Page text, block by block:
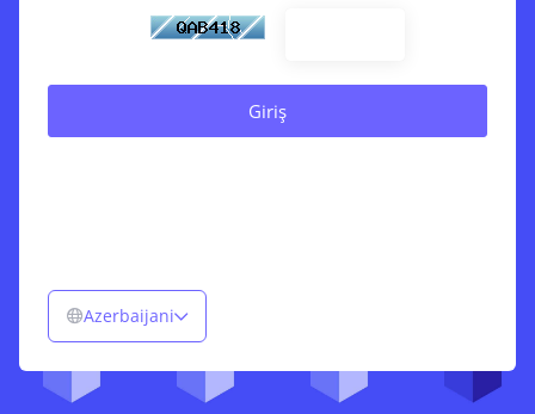
Azerbaijani